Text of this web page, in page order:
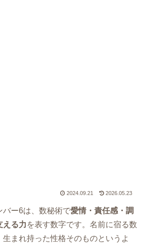
2024.09.21 2026.05.23
バー6は、数秘術で愛情・責任感・調
える力を表す数字です。名前に宿る数
まれ持った性格そのものというよ